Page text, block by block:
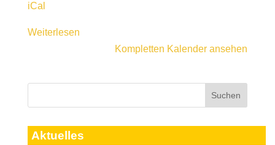
iCal
Weiterlesen
Kompletten Kalender ansehen
Aktuelles